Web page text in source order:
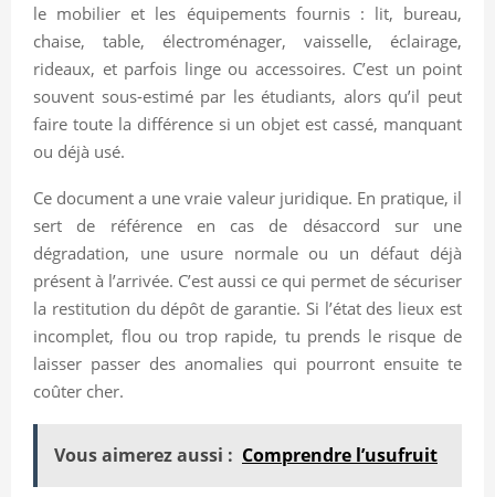
le mobilier et les équipements fournis : lit, bureau,
chaise, table, électroménager, vaisselle, éclairage,
rideaux, et parfois linge ou accessoires. C’est un point
souvent sous-estimé par les étudiants, alors qu’il peut
faire toute la différence si un objet est cassé, manquant
ou déjà usé.
Ce document a une vraie valeur juridique. En pratique, il
sert de référence en cas de désaccord sur une
dégradation, une usure normale ou un défaut déjà
présent à l’arrivée. C’est aussi ce qui permet de sécuriser
la restitution du dépôt de garantie. Si l’état des lieux est
incomplet, flou ou trop rapide, tu prends le risque de
laisser passer des anomalies qui pourront ensuite te
coûter cher.
Vous aimerez aussi : Comprendre l’usufruit